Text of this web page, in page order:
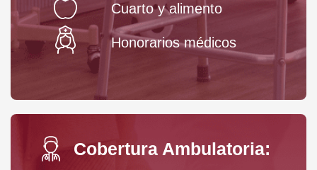
Cuarto y alimento
Honorarios médicos
Cobertura Ambulatoria: